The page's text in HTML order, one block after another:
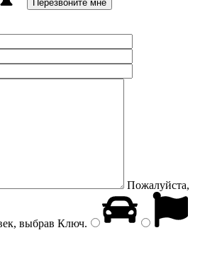
Пожалуйста,
выбрав Ключ.